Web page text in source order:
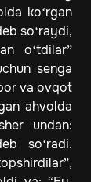
ko‘rgan
so‘raydi,
o‘tdilar”
senga
va ovqot
ahvolda
undan:
so‘radi.